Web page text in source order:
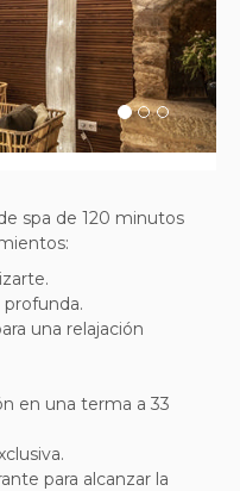
Next
spa de 120 minutos
una relajación
en una terma a 33
para alcanzar la